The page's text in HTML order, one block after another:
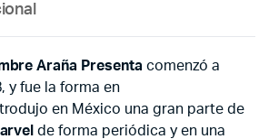
Araña Presenta comenzó a
y fue la forma en
en México una gran parte de
de forma periódica y en una